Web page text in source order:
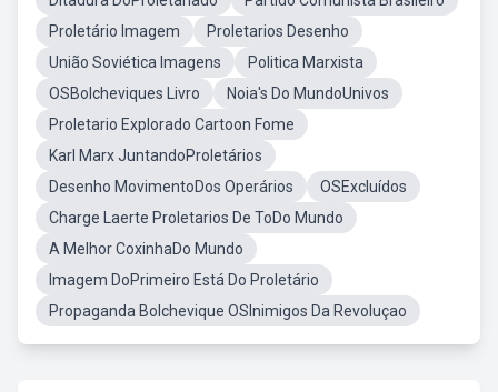
Proletário Imagem
Proletarios Desenho
União Soviética Imagens
Politica Marxista
OSBolcheviques Livro
Noia's Do MundoUnivos
Proletario Explorado Cartoon Fome
Karl Marx JuntandoProletários
Desenho MovimentoDos Operários
OSExcluídos
Charge Laerte Proletarios De ToDo Mundo
A Melhor CoxinhaDo Mundo
Imagem DoPrimeiro Está Do Proletário
Propaganda Bolchevique OSInimigos Da Revoluçao